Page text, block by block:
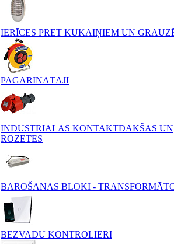
IERĪCES PRET KUKAIŅIEM UN
PAGARINĀTĀJI
INDUSTRIĀLĀS KONTAKTDAKŠAS UN
ROZETES
BAROŠANAS BLOKI -
BEZVADU KONTROLIERI